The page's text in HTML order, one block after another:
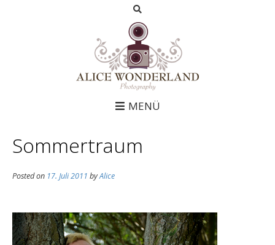
MENÜ
Sommertraum
Posted on 17. Juli 2011 byAlice